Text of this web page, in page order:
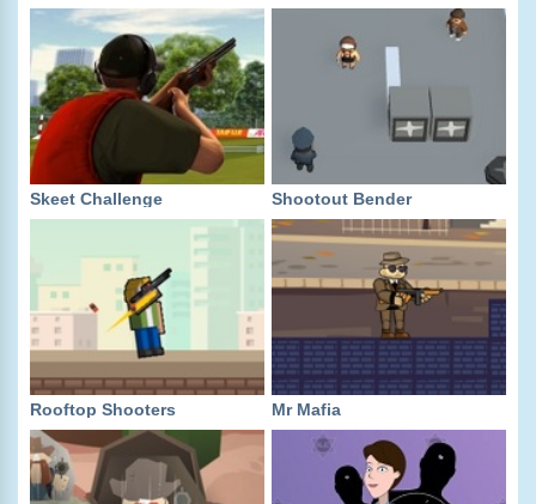
Skeet Challenge Shootout Bender
Rooftop Shooters Mr Mafia